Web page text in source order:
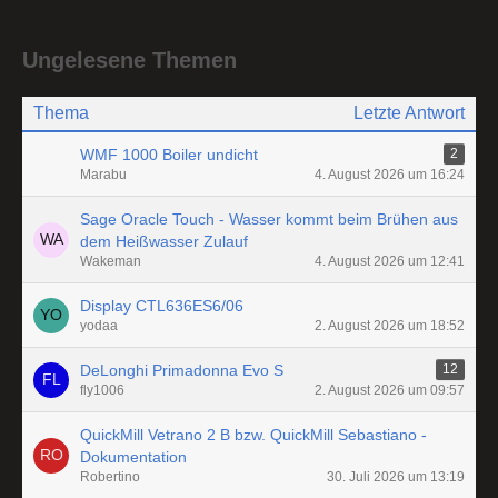
Ungelesene Themen
Thema Letzte Antwort
WMF 1000 Boiler undicht
2
Marabu
4. August 2026 um 16:24
Sage Oracle Touch - Wasser kommt beim Brühen aus
dem Heißwasser Zulauf
Wakeman 4. August 2026 um 12:41
Display CTL636ES6/06
yodaa 2. August 2026 um 18:52
DeLonghi Primadonna Evo S
12
fly1006
2. August 2026 um 09:57
QuickMill Vetrano 2 B bzw. QuickMill Sebastiano -
Dokumentation
Robertino 30. Juli 2026 um 13:19